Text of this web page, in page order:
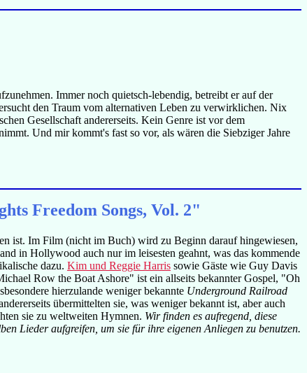
Immer noch quietsch-lebendig, betreibt er auf der
den Traum vom alternativen Leben zu verwirklichen. Nix
Gesellschaft andererseits. Kein Genre ist vor dem
Und mir kommt's fast so vor, als wären die Siebziger Jahre
Freedom Songs, Vol. 2"
ist. Im Film (nicht im Buch) wird zu Beginn darauf hingewiesen,
in Hollywood auch nur im leisesten geahnt, was das kommende
dazu. Kim und Reggie Harris sowie Gäste wie Guy Davis
Row the Boat Ashore" ist ein allseits bekannter Gospel, "Oh
hierzulande weniger bekannte Underground Railroad
übermittelten sie, was weniger bekannt ist, aber auch
sie zu weltweiten Hymnen. Wir finden es aufregend, diese
Lieder aufgreifen, um sie für ihre eigenen Anliegen zu benutzen.